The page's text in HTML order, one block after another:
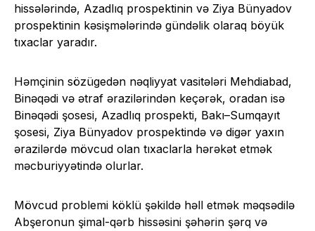
hissələrində, Azadlıq prospektinin və Ziya Bünyadov
prospektinin kəsişmələrində gündəlik olaraq böyük
tıxaclar yaradır.
Həmçinin sözügedən nəqliyyat vasitələri Mehdiabad,
Binəqədi və ətraf ərazilərindən keçərək, oradan isə
Binəqədi şosesi, Azadlıq prospekti, Bakı–Sumqayıt
şosesi, Ziya Bünyadov prospektində və digər yaxın
ərazilərdə mövcud olan tıxaclarla hərəkət etmək
məcburiyyətində olurlar.
Mövcud problemi köklü şəkildə həll etmək məqsədilə
Abşeronun şimal-qərb hissəsini şəhərin şərq və